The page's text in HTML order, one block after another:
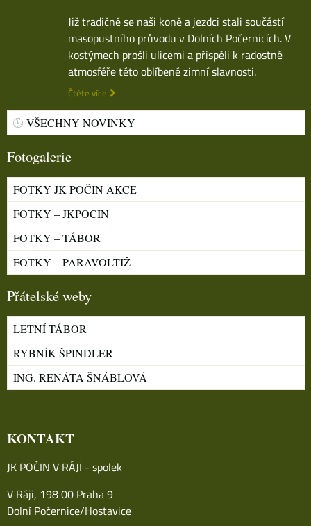
Již tradičně se naši koně a jezdci stali součástí
masopustního průvodu v Dolních Počernicích. V
kostýmech prošli ulicemi a přispěli k radostné
atmosféře této oblíbené zimní slavnosti.
Čtěte více
VŠECHNY NOVINKY
Fotogalerie
FOTKY JK POČIN AKCE
FOTKY – JKPOCIN
FOTKY – TÁBOR
FOTKY – PARAVOLTIŽ
Přátelské weby
LETNÍ TÁBOR
RYBNÍK ŠPINDLER
ING. RENÁTA ŠNÁBLOVÁ
KONTAKT
JK POČIN V RÁJI - spolek
V Ráji, 198 00 Praha 9
Dolní Počernice/Hostavice